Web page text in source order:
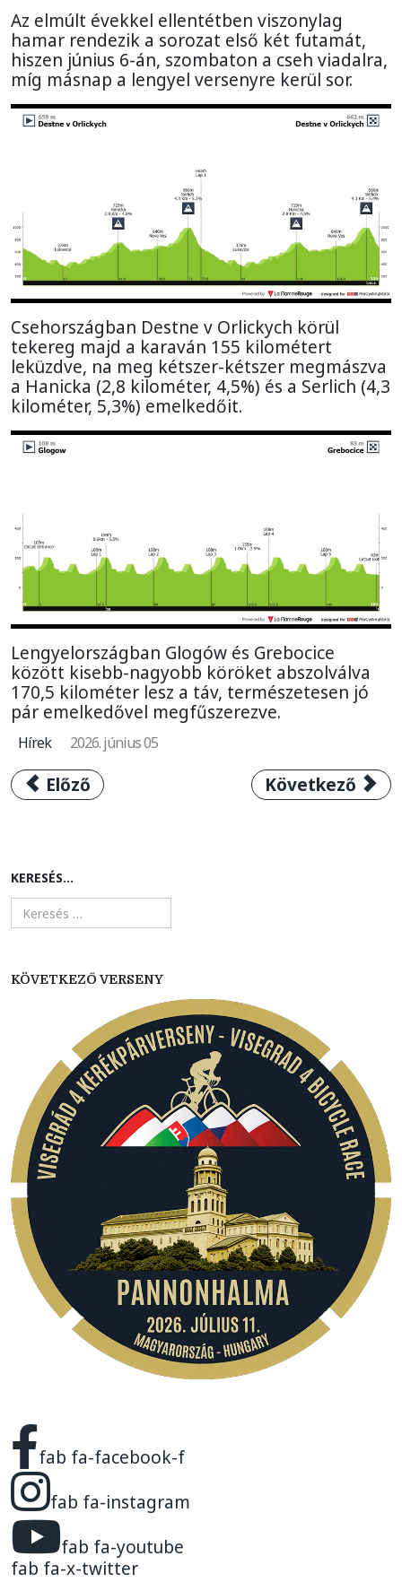
Az elmúlt évekkel ellentétben viszonylag
hamar rendezik a sorozat első két futamát,
hiszen június 6-án, szombaton a cseh viadalra,
míg másnap a lengyel versenyre kerül sor.
Csehországban Destne v Orlickych körül
tekereg majd a karaván 155 kilométert
leküzdve, na meg kétszer-kétszer megmászva
a Hanicka (2,8 kilométer, 4,5%) és a Serlich (4,3
kilométer, 5,3%) emelkedőit.
Lengyelországban Glogów és Grebocice
között kisebb-nagyobb köröket abszolválva
170,5 kilométer lesz a táv, természetesen jó
pár emelkedővel megfűszerezve.
Hírek 2026. június 05
Előző cikk: Lengyel siker a cseh nyitányon,
Előző Következő
Következő
KERESÉS...
KÖVETKEZŐ VERSENY
fab fa-facebook-f
fab fa-instagram
fab fa-youtube
fab fa-x-twitter